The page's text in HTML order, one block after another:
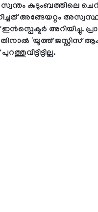
കുടുംബത്തിലെ
അങ്ങേയറ്റം
അറിയിച്ചു.
'യൂത്ത് ജസ്റ്റിസ്